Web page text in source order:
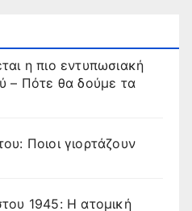
η πιο εντυπωσιακή
– Πότε θα δούμε τα
Ποιοι γιορτάζουν
1945: Η ατομική